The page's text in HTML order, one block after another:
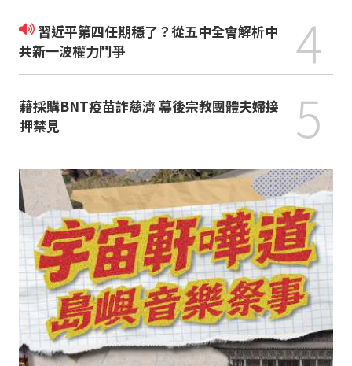
習近平第四任期穩了？從五中全會解析中
共新一波權力鬥爭
4
藉採購BNT疫苗詐慈濟 幕後宗教團體夫婦接
押禁見
5